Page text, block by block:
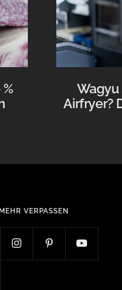
Wagyu
Airfryer?
VERPASSEN